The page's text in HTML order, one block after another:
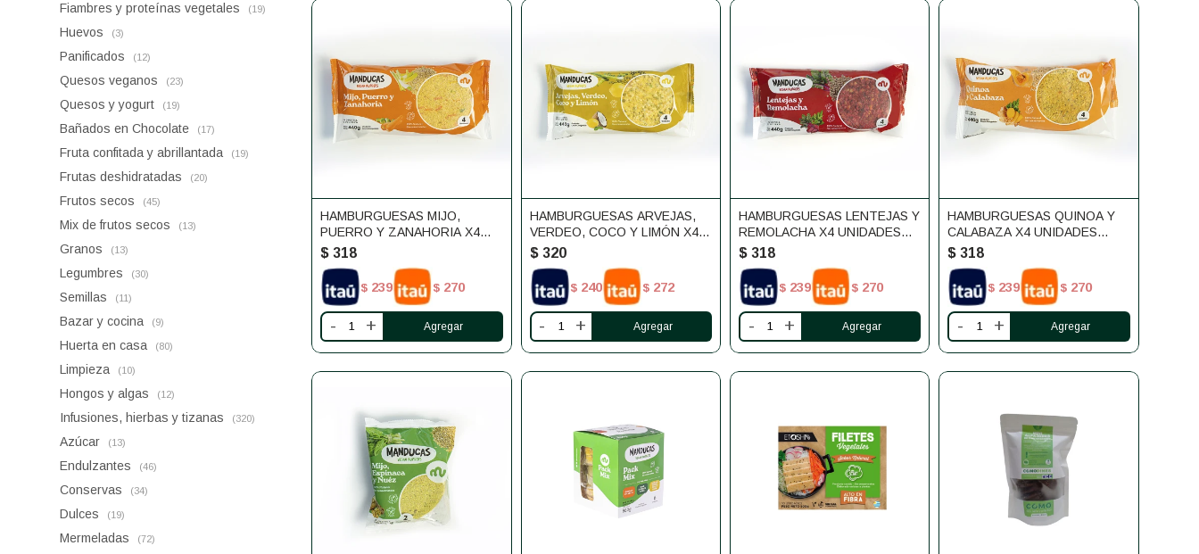
HAMBURGUESAS MIJO,
PUERRO Y ZANAHORIA X4
UNIDADES MANDUCAS
$ 318
$ 239 $ 270
- +
HAMBURGUESAS ARVEJAS,
VERDEO, COCO Y LIMÓN X4
UNIDADES MANDUCAS
$ 320
$ 240 $ 272
- +
HAMBURGUESAS LENTEJAS Y
REMOLACHA X4 UNIDADES
MANDUCAS
$ 318
$ 239 $ 270
- +
HAMBURGUESAS QUINOA Y
CALABAZA X4 UNIDADES
MANDUCAS
$ 318
$ 239 $ 270
- +
Fiambres y proteínas vegetales (19)
Huevos (3)
Panificados (12)
Quesos veganos (23)
Quesos y yogurt (19)
Bañados en Chocolate (17)
Fruta confitada y abrillantada (19)
Frutas deshidratadas (20)
Frutos secos (45)
Mix de frutos secos (13)
Granos (13)
Legumbres (30)
Semillas (11)
Bazar y cocina (9)
Huerta en casa (80)
Limpieza (10)
Hongos y algas (12)
Infusiones, hierbas y tizanas (320)
Azúcar (13)
Endulzantes (46)
Conservas (34)
Dulces (19)
Mermeladas (72)